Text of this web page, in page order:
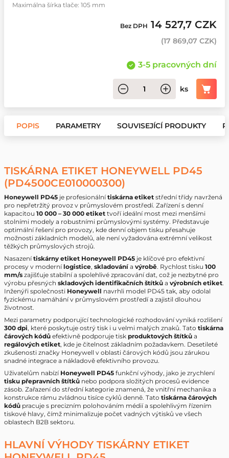
Maximálna šírka tlače: 105 mm
Bez DPH 14 527,7 CZK
(17 869,07 CZK)
3-5 pracovných dní
ks
POPIS PARAMETRY SOUVISEJÍCÍ PRODUKTY
TISKÁRNA ETIKET HONEYWELL PD45
(PD4500CE010000300)
Honeywell PD45 je profesionálnítiskárna etiket střední třídy navržená
pro nepřetržitý provoz v průmyslovém prostředí. Zařízení s denní
kapacitou 10 000 – 30 000 etiket tvoří ideální most mezi menšími
stolními modely a robustními průmyslovými systémy. Představuje
optimální řešení pro provozy, kde denní objem tisku přesahuje
možnosti základních modelů, ale není vyžadována extrémní velikost
těžkých průmyslových strojů.
Nasazenítiskárny etiket Honeywell PD45 je klíčové pro efektivní
procesy v modernílogistice, skladování a výrobě. Rychlost tisku 100
mm/s zajišťuje stabilní a spolehlivé zpracování dat, což je nezbytné pro
výrobu přesných skladových identifikačních štítků a výrobních etiket.
Inženýři společnosti Honeywell navrhli model PD45 tak, aby odolal
fyzickému namáhání v průmyslovém prostředí a zajistil dlouhou
životnost.
Mezi parametry podporující technologické rozhodování vyniká rozlišení
300 dpi, které poskytuje ostrý tisk i u velmi malých znaků. Tato tiskárna
čárových kódů efektivně podporuje tisk produktových štítků a
regálových etiket, kde je čitelnost základním požadavkem. Desetileté
zkušenosti značky Honeywell v oblasti čárových kódů jsou zárukou
snadné integrace a nákladově efektivního provozu.
Uživatelům nabízí Honeywell PD45 funkční výhody, jako je zrychlení
tisku přepravních štítků nebo podpora složitých procesů evidence
zásob. Zařazení do střední kategorie znamená, že vnitřní mechanika a
konstrukce rámu zvládnou tisíce cyklů denně. Tato tiskárna čárových
kódů pracuje s precizním polohováním médií a spolehlivým řízením
tiskové hlavy, čímž minimalizuje počet vadných výtisků ve všech
oblastech B2B sektoru.
HLAVNÍ VÝHODY TISKÁRNY ETIKET